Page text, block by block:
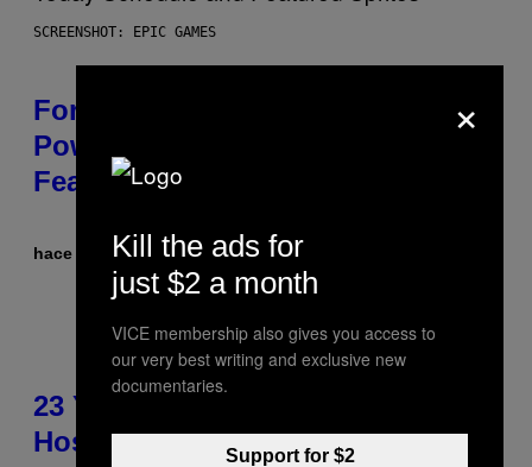
SCREENSHOT: EPIC GAMES
Fortnite Gem Hours Start Time:
Power Hour Today Schedule and
Featured Sprites
hace 9 minutos PorBrent Koepp
23 Years Ago, a Reality TV Show
Host Was Stabbed on Air
×
Kill the ads for
just $2 a month
VICE membership also gives you access to
our very best writing and exclusive new
documentaries.
Support for $2